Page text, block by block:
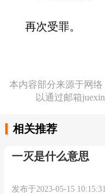
再次受罪。
本内容部分来源于网络
以通过邮箱
相关推荐
一灭是什么意思
发布于2023-05-15